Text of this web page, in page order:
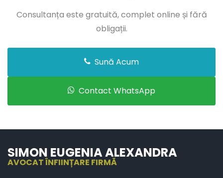
Consultanța este gratuită, complet online și fără
obligații.
Sună Acum
Contact WhatsApp
SIMON EUGENIA ALEXANDRA
AVOCAT ÎNFIINȚARE FIRMĂ